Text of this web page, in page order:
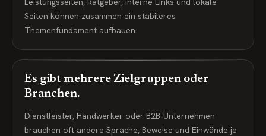
Seiten können zusammen ein stabileres
Themenfundament aufbauen.
Es gibt mehrere Zielgruppen oder
Branchen.
Dienstleister, Handwerker oder B2B-Unternehmen
brauchen oft andere Sprache, Beweise und Einwände je